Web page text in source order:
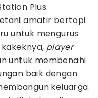
Plus.
amatir bertopi
untuk mengurus
player
untuk membenahi
baik dengan
keluarga.